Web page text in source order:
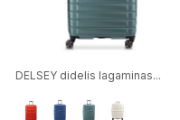
DELSEY didelis lagaminas...